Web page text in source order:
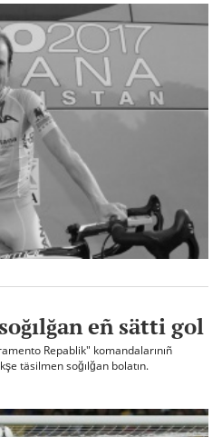
eñ sätti gol
Repablik" komandalarınıñ
täsilmen soğılğan bolatın.